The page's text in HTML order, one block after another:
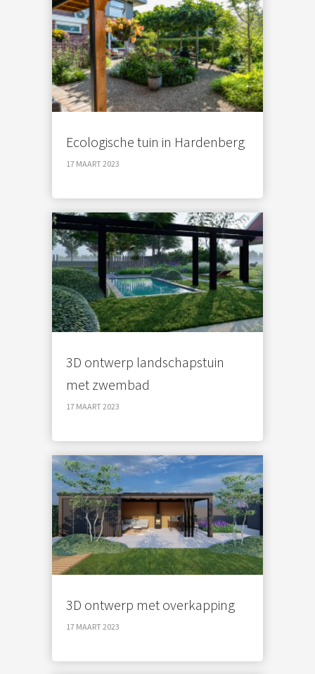
Ecologische tuin in Hardenberg
17 MAART 2023
3D ontwerp landschapstuin
met zwembad
17 MAART 2023
3D ontwerp met overkapping
17 MAART 2023